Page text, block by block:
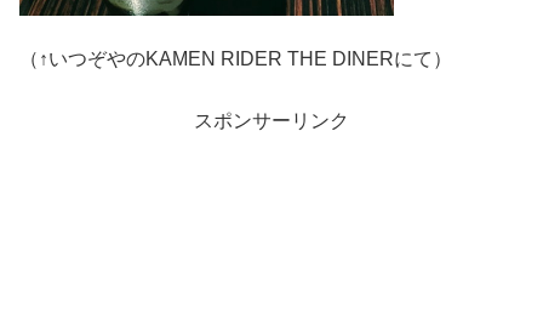
（↑いつぞやのKAMEN RIDER THE DINERにて）
スポンサーリンク